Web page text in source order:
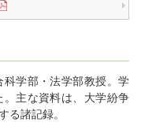
学部・法学部教授。学
主な資料は、大学紛争
る諸記録。